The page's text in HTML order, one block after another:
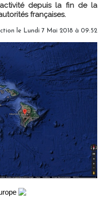
depuis la fin de la
françaises.
le Lundi 7 Mai 2018 à 09:52